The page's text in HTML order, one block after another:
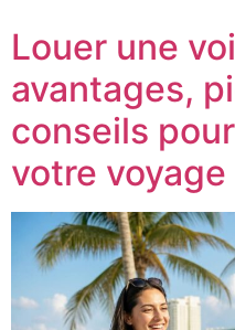
Louer une
avantages,
conseils
votre voyage